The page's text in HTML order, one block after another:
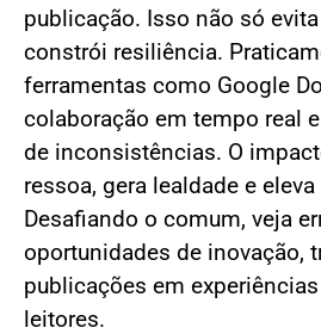
publicação. Isso não só
constrói resiliência.
ferramentas como Google
colaboração em tempo real
de inconsistências. O
ressoa, gera lealdade e
Desafiando o comum, veja
oportunidades de inovação,
publicações em
leitores.